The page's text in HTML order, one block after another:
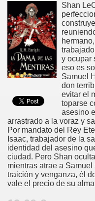
Shan
y ocupar
eso es
Samuel
don
evitar el
toparse
asesino
arrastrado a la voraz y
Por mandato del Rey
Isaac, trabajador de la
identidad del asesino
ciudad. Pero Shan
mientras atrae a
traición y venganza, él
vale el precio de su